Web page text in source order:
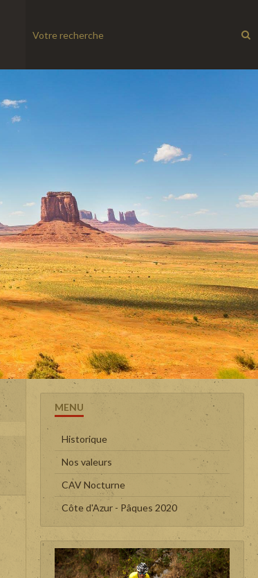
MENU
Historique
Nos valeurs
CAV Nocturne
Côte d'Azur - Pâques 2020